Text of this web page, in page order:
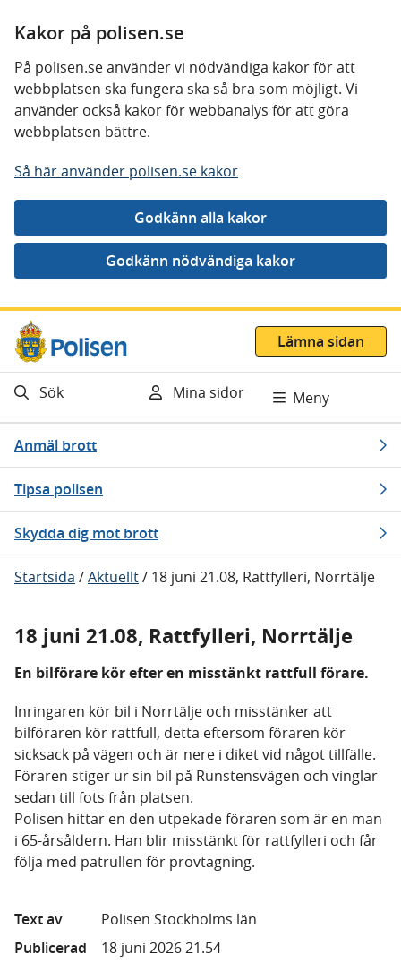
Kakor på polisen.se
På polisen.se använder vi nödvändiga kakor för att
webbplatsen ska fungera ska så bra som möjligt. Vi
använder också kakor för webbanalys för att göra
webbplatsen bättre.
Så här använder polisen.se kakor
Gå direkt till innehåll
Lämna sidan
Sök Mina sidor Meny
Anmäl brott
Tipsa polisen
Skydda dig mot brott
Startsida /Aktuellt/ 18 juni 21.08, Rattfylleri, Norrtälje
18 juni 21.08, Rattfylleri, Norrtälje
En bilförare kör efter en misstänkt rattfull förare.
Inringaren kör bil i Norrtälje och misstänker att
bilföraren kör rattfull, detta eftersom föraren kör
sicksack på vägen och är nere i diket vid något tillfälle.
Föraren stiger ur sin bil på Runstensvägen och vinglar
sedan till fots från platsen.
Polisen hittar en den utpekade föraren som är en man
i 65-årsåldern. Han blir misstänkt för rattfylleri och får
följa med patrullen för provtagning.
Text av
Polisen Stockholms län
Publicerad
18 juni 2026 21.54